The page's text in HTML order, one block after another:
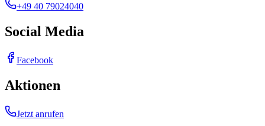
+49 40 79024040
Social Media
Facebook
Aktionen
Jetzt anrufen